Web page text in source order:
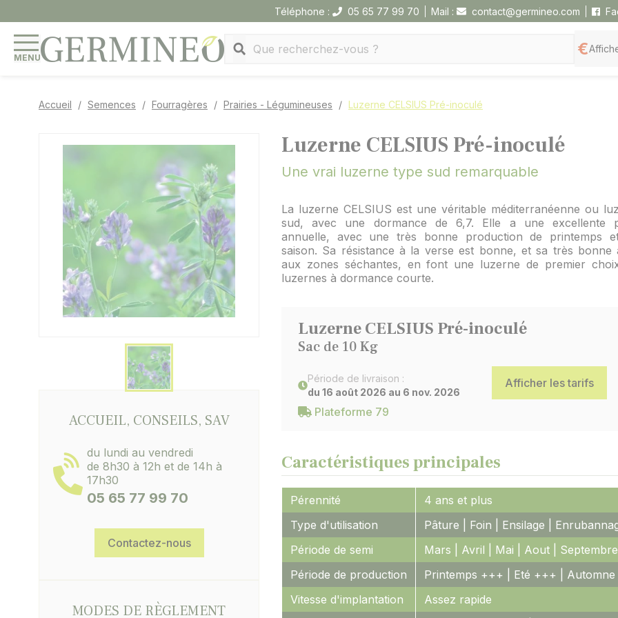
Téléphone : 05 65 77 99 70 Mail : contact@germineo.com
MENU
Accueil Semences Fourragères Prairies - Légumineuses Luzerne CELSIUS Pré-inoculé
Luzerne CELSIUS Pré-inoculé
Une vrai luzerne type sud remarquable
ACCUEIL, CONSEILS, SAV
du lundi au vendredi
de 8h30 à 12h et de 14h à
17h30
05 65 77 99 70
Contactez-nous
MODES DE RÈGLEMENT
La luzerne CELSIUS est une véritable méditerranéenne ou
sud, avec une dormance de 6,7. Elle a une excellente
annuelle, avec une très bonne production de printemps
saison. Sa résistance à la verse est bonne, et sa très bonne
aux zones séchantes, en font une luzerne de premier
luzernes à dormance courte.
Luzerne CELSIUS Pré-inoculé
Sac de 10 Kg
Période de livraison :
du 16 août 2026 au 6 nov. 2026
Afficher les tarifs
Plateforme 79
Caractéristiques principales
Pérennité
4 ans et plus
Type d'utilisation
Pâture | Foin | Ensilage |
Période de semi
Mars | Avril | Mai | Aout | Septembre
Période de production
Printemps +++ | Eté +++ |
Vitesse d'implantation
Assez rapide